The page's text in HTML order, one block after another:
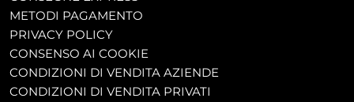
METODI PAGAMENTO
PRIVACY POLICY
CONSENSO AI COOKIE
CONDIZIONI DI VENDITA AZIENDE
CONDIZIONI DI VENDITA PRIVATI